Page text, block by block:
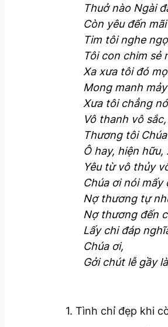
Thuở nào Ngài
Còn yêu đến
Tim tôi nghe
Tôi con chim sẻ
Xa xưa tôi đó
Mong manh
Xưa tôi chẳng
Vô thanh vô
Thương tôi
Ô hay, hiện
Yêu từ vô thủy
Chúa ơi nói
Nợ thương tự
Nợ thương đến
Lấy chi đáp
Chúa ơi,
Gởi chút lễ gầy
1. Tình chỉ đẹp khi